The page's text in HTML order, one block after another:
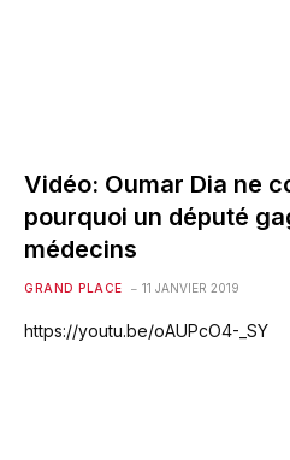
Vidéo: Oumar Dia ne
pourquoi un député
médecins
GRAND PLACE 11 JANVIER 2019
https://youtu.be/oAUPcO4-_SY